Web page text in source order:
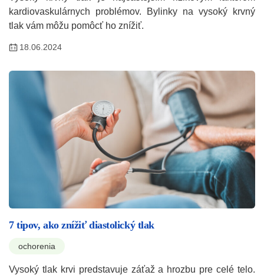
kardiovaskulárnych problémov. Bylinky na vysoký krvný
tlak vám môžu pomôcť ho znížiť.
18.06.2024
7 tipov, ako znížiť diastolický tlak
ochorenia
Vysoký tlak krvi predstavuje záťaž a hrozbu pre celé telo.